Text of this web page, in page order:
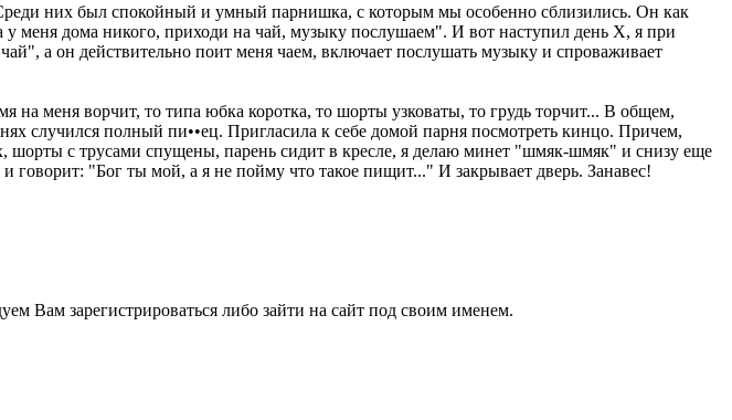
них был спокойный и умный парнишка, с которым мы оcобенно сблизились. Он как
меня дома никого, приходи на чай, мyзыку послушаем". И вот наступил день X, я при
а он действительно поит меня чаем, включает послушать мyзыку и спроваживает
на меня ворчит, то типа юбка коротка, то шорты узковаты, то грудь торчит... В общем,
случился полный пи••ец. Пригласила к себе домой парня посмотреть кинцо. Причем,
шорты с трусами спущены, парень сидит в кресле, я делаю минет "шмяк-шмяк" и снизу еще
"Бог ты мой, а я не пойму что такое пищит..." И закрывает дверь. Занавес!
Вам зарегистрироваться либо зайти на сайт под своим именем.